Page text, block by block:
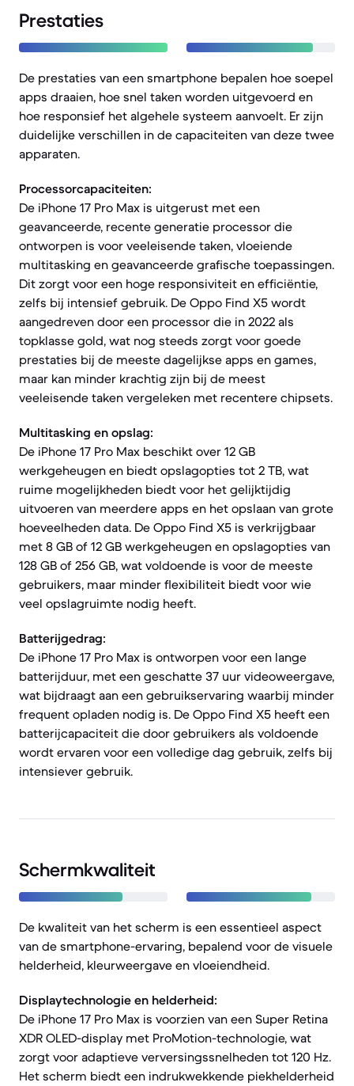
Prestaties
De prestaties van een smartphone bepalen hoe soepel
apps draaien, hoe snel taken worden uitgevoerd en
hoe responsief het algehele systeem aanvoelt. Er zijn
duidelijke verschillen in de capaciteiten van deze twee
apparaten.
Processorcapaciteiten:
De iPhone 17 Pro Max is uitgerust met een
geavanceerde, recente generatie processor die
ontworpen is voor veeleisende taken, vloeiende
multitasking en geavanceerde grafische toepassingen.
Dit zorgt voor een hoge responsiviteit en efficiëntie,
zelfs bij intensief gebruik. De Oppo Find X5 wordt
aangedreven door een processor die in 2022 als
topklasse gold, wat nog steeds zorgt voor goede
prestaties bij de meeste dagelijkse apps en games,
maar kan minder krachtig zijn bij de meest
veeleisende taken vergeleken met recentere chipsets.
Multitasking en opslag:
De iPhone 17 Pro Max beschikt over 12 GB
werkgeheugen en biedt opslagopties tot 2 TB, wat
ruime mogelijkheden biedt voor het gelijktijdig
uitvoeren van meerdere apps en het opslaan van grote
hoeveelheden data. De Oppo Find X5 is verkrijgbaar
met 8 GB of 12 GB werkgeheugen en opslagopties van
128 GB of 256 GB, wat voldoende is voor de meeste
gebruikers, maar minder flexibiliteit biedt voor wie
veel opslagruimte nodig heeft.
Batterijgedrag:
De iPhone 17 Pro Max is ontworpen voor een lange
batterijduur, met een geschatte 37 uur videoweergave,
wat bijdraagt aan een gebruikservaring waarbij minder
frequent opladen nodig is. De Oppo Find X5 heeft een
batterijcapaciteit die door gebruikers als voldoende
wordt ervaren voor een volledige dag gebruik, zelfs bij
intensiever gebruik.
Schermkwaliteit
De kwaliteit van het scherm is een essentieel aspect
van de smartphone-ervaring, bepalend voor de visuele
helderheid, kleurweergave en vloeiendheid.
Displaytechnologie en helderheid:
De iPhone 17 Pro Max is voorzien van een Super Retina
XDR OLED-display met ProMotion-technologie, wat
zorgt voor adaptieve verversingssnelheden tot 120 Hz.
Het scherm biedt een indrukwekkende piekhelderheid